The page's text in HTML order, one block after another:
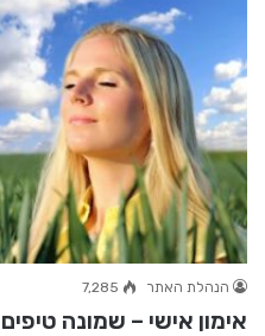
הנהלת האתר 7,285
אימון אישי – שמונה